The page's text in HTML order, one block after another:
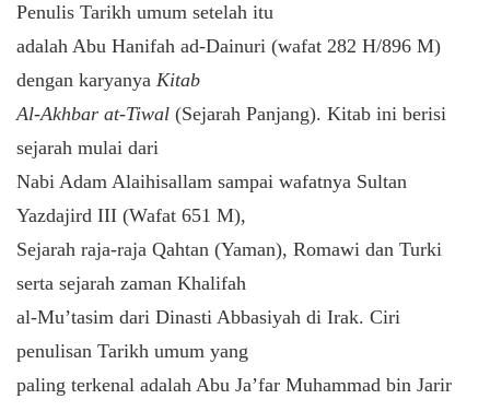
Penulis Tarikh umum setelah itu
adalah Abu Hanifah ad-Dainuri (wafat 282 H/896 M)
dengan karyanya Kitab
Al-Akhbar at-Tiwal (Sejarah Panjang). Kitab ini berisi
sejarah mulai dari
Nabi Adam Alaihisallam sampai wafatnya Sultan
Yazdajird III (Wafat 651 M),
Sejarah raja-raja Qahtan (Yaman), Romawi dan Turki
serta sejarah zaman Khalifah
al-Mu’tasim dari Dinasti Abbasiyah di Irak. Ciri
penulisan Tarikh umum yang
paling terkenal adalah Abu Ja’far Muhammad bin Jarir